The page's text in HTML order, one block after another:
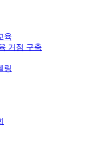
육
거점 구축
링